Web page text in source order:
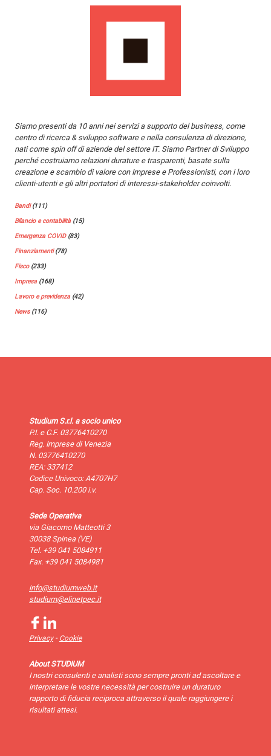
Siamo presenti da 10 anni nei servizi a supporto del business, come
centro di ricerca & sviluppo software e nella consulenza di direzione,
nati come spin off di aziende del settore IT. Siamo Partner di Sviluppo
perché costruiamo relazioni durature e trasparenti, basate sulla
creazione e scambio di valore con Imprese e Professionisti, con i loro
clienti-utenti e gli altri portatori di interessi-stakeholder coinvolti.
Bandi(111)
Bilancio e contabilità(15)
Emergenza COVID(83)
Finanziamenti(78)
Fisco(233)
Impresa(168)
Lavoro e previdenza(42)
News(116)
Studium S.r.l. a socio unico
P.I. e C.F. 03776410270
Reg. Imprese di Venezia
N. 03776410270
REA: 337412
Codice Univoco: A4707H7
Cap. Soc. 10.200 i.v.
Sede Operativa
via Giacomo Matteotti 3
30038 Spinea (VE)
Tel. +39 041 5084911
Fax. +39 041 5084981
info@studiumweb.it
studium@elinetpec.it
Privacy- Cookie
About STUDIUM
I nostri consulenti e analisti sono sempre pronti ad ascoltare e
interpretare le vostre necessità per costruire un duraturo
rapporto di fiducia reciproca attraverso il quale raggiungere i
risultati attesi.